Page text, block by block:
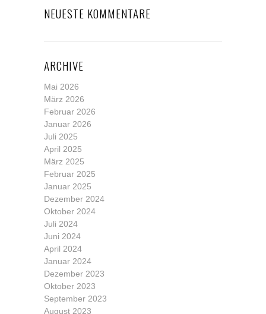
NEUESTE KOMMENTARE
ARCHIVE
Mai 2026
März 2026
Februar 2026
Januar 2026
Juli 2025
April 2025
März 2025
Februar 2025
Januar 2025
Dezember 2024
Oktober 2024
Juli 2024
Juni 2024
April 2024
Januar 2024
Dezember 2023
Oktober 2023
September 2023
August 2023